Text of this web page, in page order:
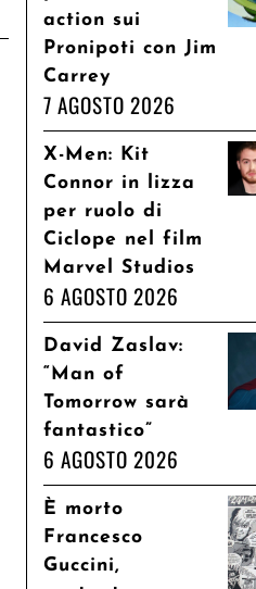
action sui
Pronipoti con Jim
Carrey
7 AGOSTO 2026
X-Men: Kit
Connor in lizza
per ruolo di
Ciclope nel film
Marvel Studios
6 AGOSTO 2026
David Zaslav:
“Man of
Tomorrow sarà
fantastico”
6 AGOSTO 2026
È morto
Francesco
Guccini,